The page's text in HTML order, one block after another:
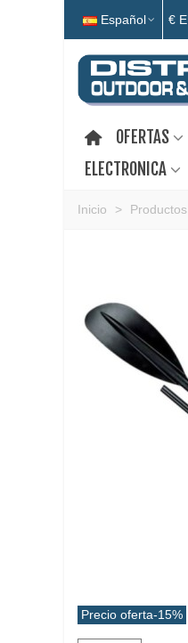
Español €
OFERTAS
ELECTRONICA
Inicio > Productos
Precio oferta-15%